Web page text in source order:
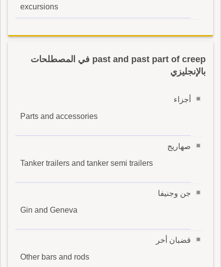
excursions
past and past part of creep في المصطلحات
بالإنجليزي
أجزاء
Parts and accessories
صهاريج
Tanker trailers and tanker semi trailers
جن وجنيفا
Gin and Geneva
قضبان أخر
Other bars and rods